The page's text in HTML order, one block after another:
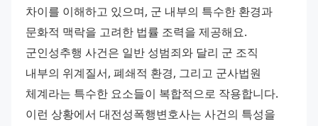
차이를 이해하고 있으며, 군 내부의 특수한 환경과
문화적 맥락을 고려한 법률 조력을 제공해요.
군인성추행 사건은 일반 성범죄와 달리 군 조직
내부의 위계질서, 폐쇄적 환경, 그리고 군사법원
체계라는 특수한 요소들이 복합적으로 작용합니다.
이런 상황에서 대전성폭행변호사는 사건의 특성을